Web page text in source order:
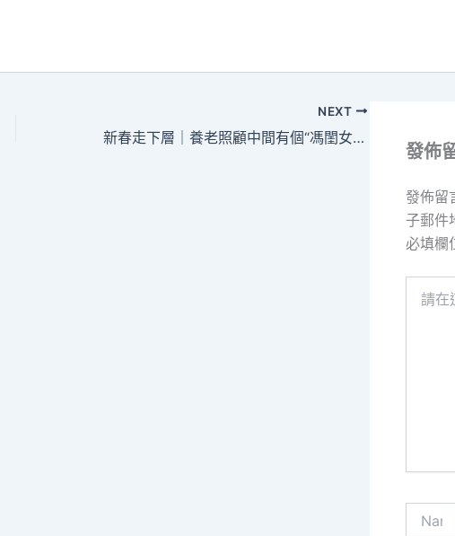
NEXT
新春走下層｜養老照顧中間有個“馮閨女億嵐室內設計”
發佈
發佈留
子郵件
必填欄